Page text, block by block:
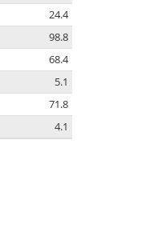
24.4
98.8
68.4
5.1
71.8
4.1